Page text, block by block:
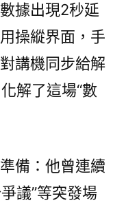
據出現2秒延
操縱界面，手
講機同步給解
解了這場“數
備：他曾連續
議”等突發場